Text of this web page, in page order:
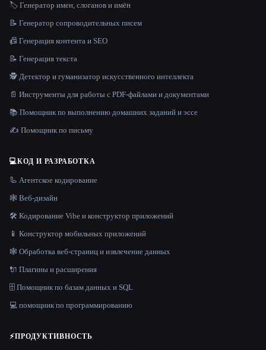
🏷️ Генератор имен, слоганов и имён
📝 Генератор сопроводительных писем
📠 Генерация контента и SEO
📝 Генерация текста
🕵️ Детектор и гуманизатор искусственного интеллекта
📄 Инструменты для работы с PDF-файлами и документами
📚 Помощник по выполнению домашних заданий и эссе
✍️ Помощник по письму
💻КОД И РАЗРАБОТКА
🦾 Агентское кодирование
🕸 Веб-дизайн
🛠️ Кодирование Vibe и конструктор приложений
📱 Конструктор мобильных приложений
🕸️ Обработка веб-страниц и извлечение данных
🔌 Плагины и расширения
🗄️ Помощник по базам данных и SQL
💻 помощник по программированию
⚡ПРОДУКТИВНОСТЬ